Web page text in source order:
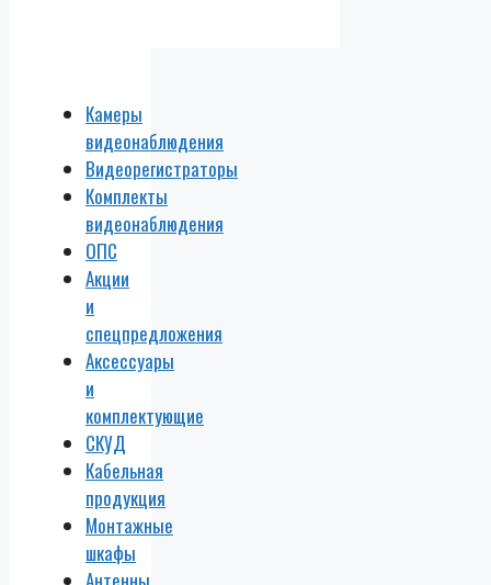
Камеры
видеонаблюдения
Видеорегистраторы
Комплекты
видеонаблюдения
ОПС
Акции
и
спецпредложения
Аксессуары
и
комплектующие
СКУД
Кабельная
продукция
Монтажные
шкафы